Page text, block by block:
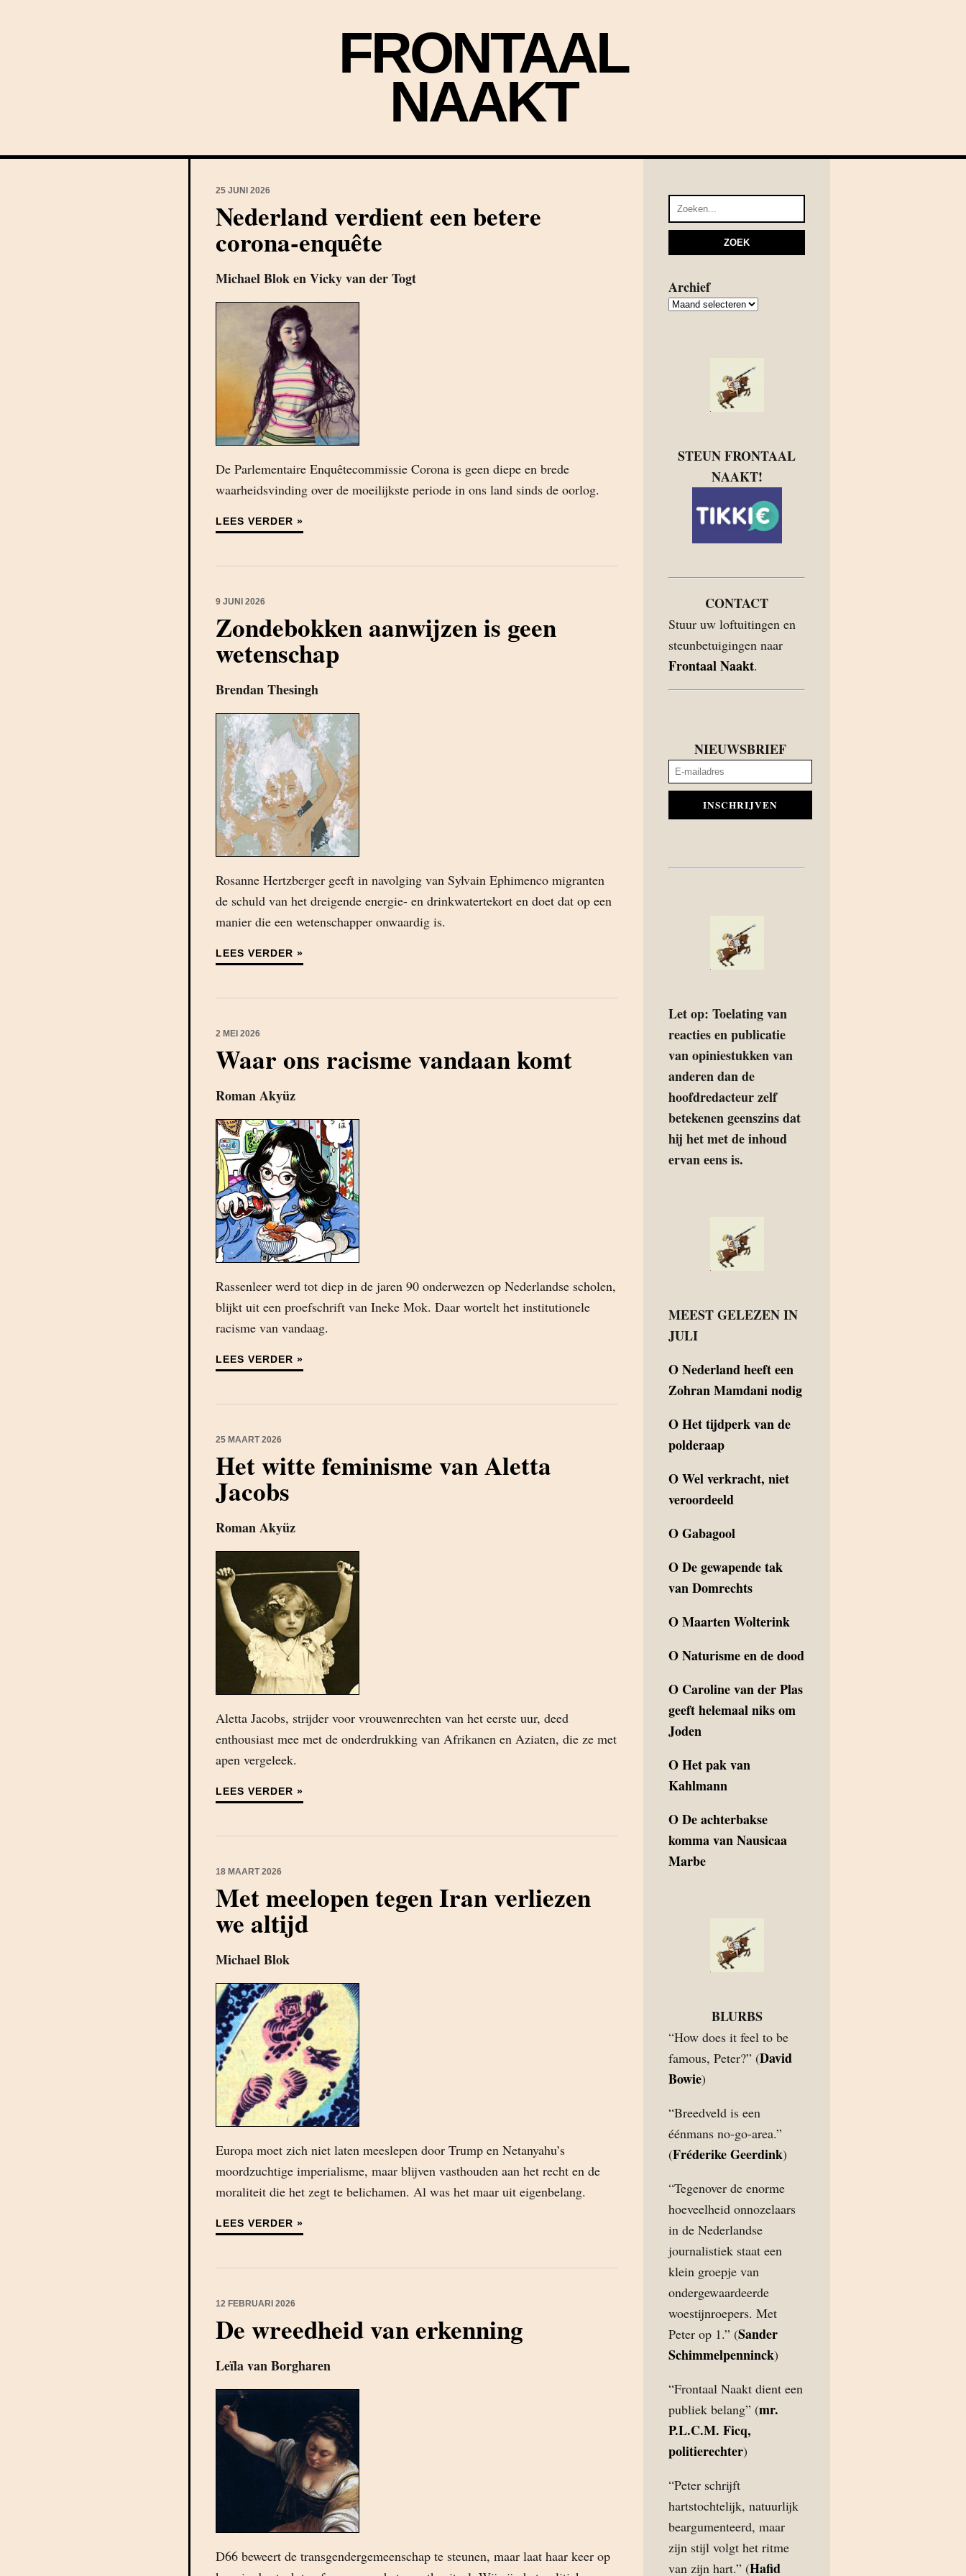
FRONTAAL
NAAKT
25 JUNI 2026
Nederland verdient een betere
corona-enquête
Michael Blok en Vicky van der Togt
De Parlementaire Enquêtecommissie Corona is geen diepe en brede
waarheidsvinding over de moeilijkste periode in ons land sinds de oorlog.
LEES VERDER »
9 JUNI 2026
Zondebokken aanwijzen is geen
wetenschap
Brendan Thesingh
Rosanne Hertzberger geeft in navolging van Sylvain Ephimenco migranten
de schuld van het dreigende energie- en drinkwatertekort en doet dat op een
manier die een wetenschapper onwaardig is.
LEES VERDER »
2 MEI 2026
Waar ons racisme vandaan komt
Roman Akyüz
Rassenleer werd tot diep in de jaren 90 onderwezen op Nederlandse scholen,
blijkt uit een proefschrift van Ineke Mok. Daar wortelt het institutionele
racisme van vandaag.
LEES VERDER »
25 MAART 2026
Het witte feminisme van Aletta
Jacobs
Roman Akyüz
Aletta Jacobs, strijder voor vrouwenrechten van het eerste uur, deed
enthousiast mee met de onderdrukking van Afrikanen en Aziaten, die ze met
apen vergeleek.
LEES VERDER »
18 MAART 2026
Met meelopen tegen Iran verliezen
we altijd
Michael Blok
Europa moet zich niet laten meeslepen door Trump en Netanyahu’s
moordzuchtige imperialisme, maar blijven vasthouden aan het recht en de
moraliteit die het zegt te belichamen. Al was het maar uit eigenbelang.
LEES VERDER »
12 FEBRUARI 2026
De wreedheid van erkenning
Leïla van Borgharen
D66 beweert de transgendergemeenschap te steunen, maar laat haar keer op
Archief
Archief
STEUN FRONTAAL
NAAKT!
CONTACT
Stuur uw loftuitingen en
steunbetuigingen naar
Frontaal Naakt.
NIEUWSBRIEF
INSCHRIJVEN
Let op: Toelating van
reacties en publicatie
van opiniestukken van
anderen dan de
hoofdredacteur zelf
betekenen geenszins dat
hij het met de inhoud
ervan eens is.
MEEST GELEZEN IN
JULI
ONederland heeft een
Zohran Mamdani nodig
OHet tijdperk van de
polderaap
OWel verkracht, niet
veroordeeld
OGabagool
ODe gewapende tak
van Domrechts
OMaarten Wolterink
ONaturisme en de dood
O Caroline van der Plas
geeft helemaal niks om
Joden
OHet pak van
Kahlmann
ODe achterbakse
komma van Nausicaa
Marbe
BLURBS
“How does it feel to be
famous, Peter?” (David
Bowie)
“Breedveld is een
éénmans no-go-area.”
(Fréderike Geerdink)
“Tegenover de enorme
hoeveelheid onnozelaars
in de Nederlandse
journalistiek staat een
klein groepje van
ondergewaardeerde
woestijnroepers. Met
Peter op 1.” (Sander
Schimmelpenninck)
“Frontaal Naakt dient een
publiek belang” (mr.
P.L.C.M. Ficq,
politierechter)
“Peter schrijft
hartstochtelijk, natuurlijk
beargumenteerd, maar
zijn stijl volgt het ritme
van zijn hart.” (Hafid